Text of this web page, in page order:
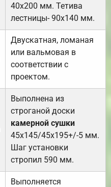
40х200 мм. Тетива
лестницы- 90х140 мм.
Двускатная, ломаная
или вальмовая в
соответствии с
проектом.
Выполнена из
строганой доски
камерной сушки
45х145/45х195+/-5 мм.
Шаг установки
стропил 590 мм.
Выполняется